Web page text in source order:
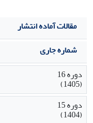
مقالات آماده انتشار
شماره جاری
دوره 16
(1405)
دوره 15
(1404)